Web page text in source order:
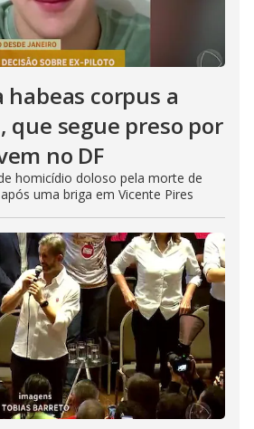
habeas corpus a
que segue preso por
no DF
homicídio doloso pela morte de
uma briga em Vicente Pires